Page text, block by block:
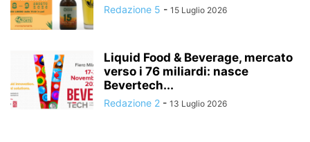
Redazione 5 - 15 Luglio 2026
Liquid Food & Beverage, mercato
verso i 76 miliardi: nasce
Bevertech...
Redazione 2 - 13 Luglio 2026